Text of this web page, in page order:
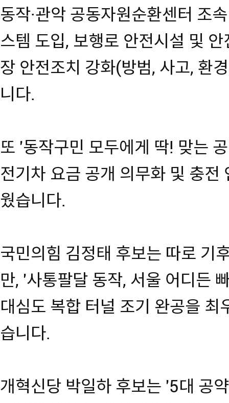
동작·관악 공동자원순환센터 조
스템 도입, 보행로 안전시설 및
장 안전조치 강화(방범, 사고, 환
니다.
또 '동작구민 모두에게 딱! 맞는
전기차 요금 공개 의무화 및 충전
웠습니다.
국민의힘 김정태 후보는 따로 기
만, '사통팔달 동작, 서울 어디든
대심도 복합 터널 조기 완공을 최
습니다.
개혁신당 박일하 후보는 '5대 공